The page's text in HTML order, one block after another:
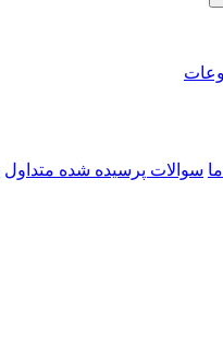
سوالات پرسیده شده متداول